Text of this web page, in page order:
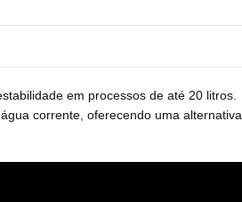
em processos de até 20 litros.
corrente, oferecendo uma alternativa